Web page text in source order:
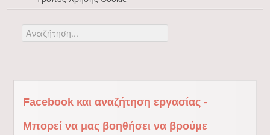
Αναζήτηση...
Facebook και αναζήτηση εργασίας -
Μπορεί να μας βοηθήσει να βρούμε